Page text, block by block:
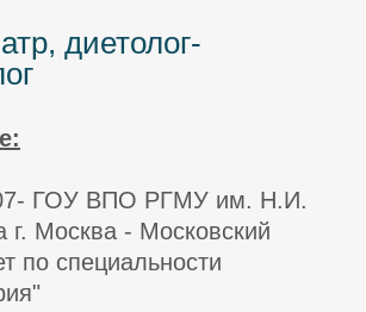
диетолог-
ГОУ ВПО РГМУ им. Н.И.
г. Москва - Московский
по специальности